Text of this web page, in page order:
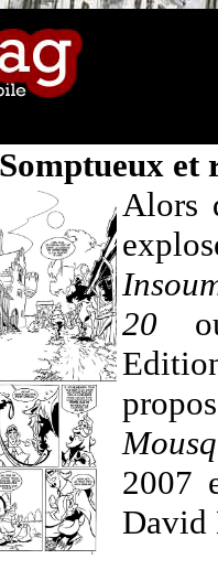
Somptueux et
Alors
20
2007
David